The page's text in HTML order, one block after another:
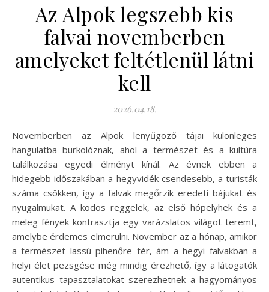
Az Alpok legszebb kis
falvai novemberben
amelyeket feltétlenül látni
kell
2026.04.18.
Novemberben az Alpok lenyűgöző tájai különleges
hangulatba burkolóznak, ahol a természet és a kultúra
találkozása egyedi élményt kínál. Az évnek ebben a
hidegebb időszakában a hegyvidék csendesebb, a turisták
száma csökken, így a falvak megőrzik eredeti bájukat és
nyugalmukat. A ködös reggelek, az első hópelyhek és a
meleg fények kontrasztja egy varázslatos világot teremt,
amelybe érdemes elmerülni. November az a hónap, amikor
a természet lassú pihenőre tér, ám a hegyi falvakban a
helyi élet pezsgése még mindig érezhető, így a látogatók
autentikus tapasztalatokat szerezhetnek a hagyományos